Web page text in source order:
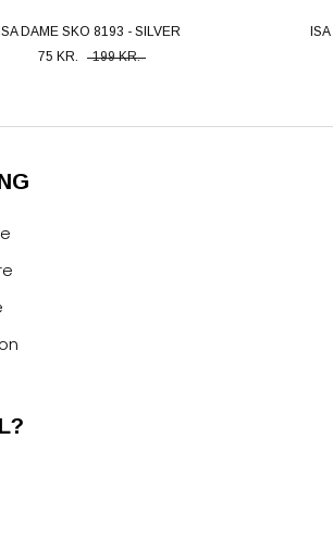
ISA DAME SKO 8193 - SILVER
75 KR.
199 KR.